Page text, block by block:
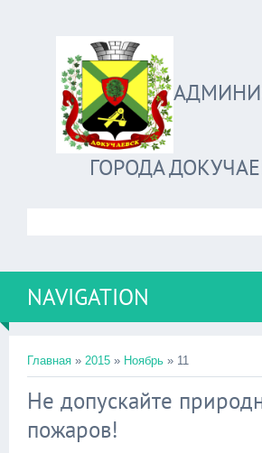
ГОРОДА
NAVIGATION
Главная » 2015 » Ноябрь » 11
Не допускайте
пожаров!